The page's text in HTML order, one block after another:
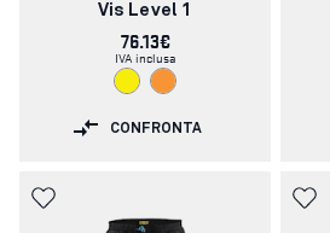
Vis Level 1
76.13€
IVA inclusa
CONFRONTA